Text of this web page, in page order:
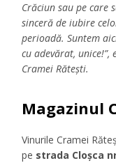
Crăciun sau pe care
sinceră de iubire
perioadă. Suntem
cu adevărat,
Cramei Rătești.
Magazinul
Vinurile Cramei
pe strada Cloșca